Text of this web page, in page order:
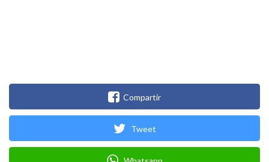
Compartir
Tweet